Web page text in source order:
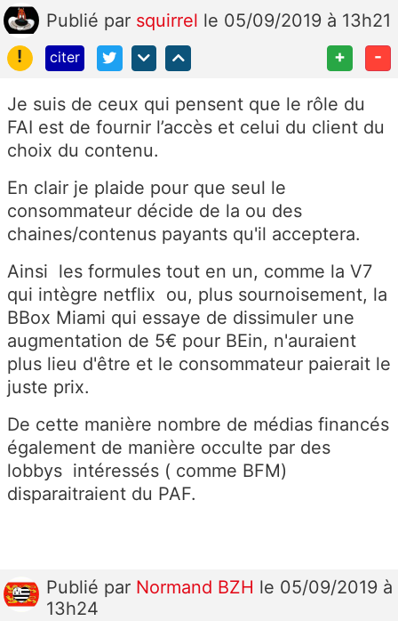
Publié par squirrel le 05/09/2019 à 13h21
!
citer + -
Je suis de ceux qui pensent que le rôle du
FAI est de fournir l’accès et celui du client du
choix du contenu.
En clair je plaide pour que seul le
consommateur décide de la ou des
chaines/contenus payants qu'il acceptera.
Ainsi les formules tout en un, comme la V7
qui intègre netflix ou, plus sournoisement, la
BBox Miami qui essaye de dissimuler une
augmentation de 5€ pour BEin, n'auraient
plus lieu d'être et le consommateur paierait le
juste prix.
De cette manière nombre de médias financés
également de manière occulte par des
lobbys intéressés ( comme BFM)
disparaitraient du PAF.
Publié par Normand BZH le 05/09/2019 à
13h24